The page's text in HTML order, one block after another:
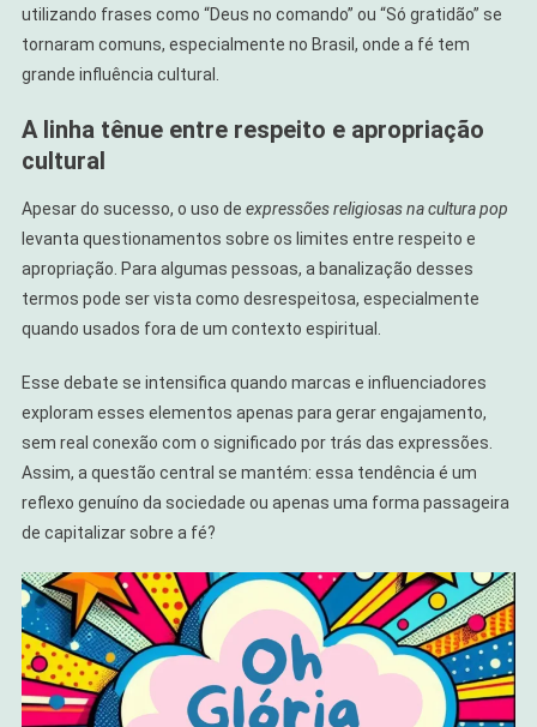
utilizando frases como “Deus no comando” ou “Só gratidão” se
tornaram comuns, especialmente no Brasil, onde a fé tem
grande influência cultural.
A linha tênue entre respeito e apropriação
cultural
Apesar do sucesso, o uso de expressões religiosas na cultura pop
levanta questionamentos sobre os limites entre respeito e
apropriação. Para algumas pessoas, a banalização desses
termos pode ser vista como desrespeitosa, especialmente
quando usados fora de um contexto espiritual.
Esse debate se intensifica quando marcas e influenciadores
exploram esses elementos apenas para gerar engajamento,
sem real conexão com o significado por trás das expressões.
Assim, a questão central se mantém: essa tendência é um
reflexo genuíno da sociedade ou apenas uma forma passageira
de capitalizar sobre a fé?